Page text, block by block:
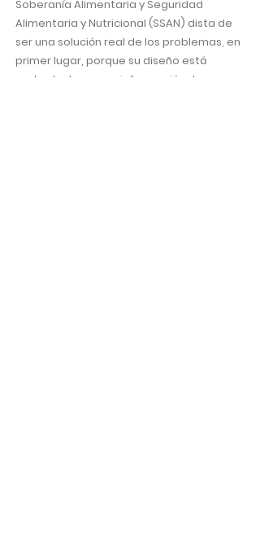
Soberanía Alimentaria y Seguridad
Alimentaria y Nutricional (SSAN) dista de
ser una solución real de los problemas, en
primer lugar, porque su diseño está
sustentado en una información de